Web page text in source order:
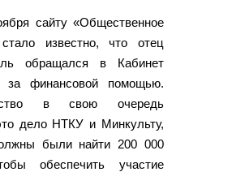
сайту «Общественное
известно, что отец
обращался в Кабинет
за финансовой помощью.
в свою очередь
дело НТКУ и Минкульту,
были найти 200 000
обеспечить участие